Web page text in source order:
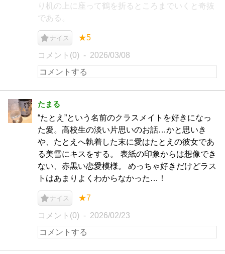
り机の上に座って鶴を折るところまでいくと奇抜
である。
ナイス ★5
コメント(0) 2026/03/08
たまる
“たとえ”という名前のクラスメイトを好きになっ
た愛。高校生の淡い片思いのお話…かと思いき
や、たとえへ執着した末に愛はたとえの彼女であ
る美雪にキスをする。 表紙の印象からは想像でき
ない、赤黒い恋愛模様。 めっちゃ好きだけどラス
トはあまりよくわからなかった…！
ナイス ★7
コメント(0) 2026/02/23